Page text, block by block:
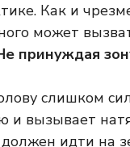
Как и
может
принуждая
слишком
и вызывает
должен идти на